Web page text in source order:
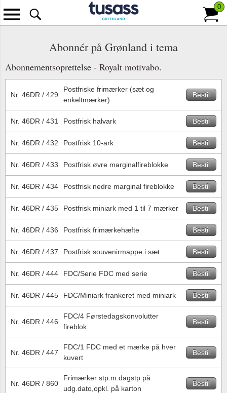
0
Abonnér på Grønland i tema
Abonnementsoprettelse - Royalt motivabo.
Nr. 46DR / 429
Postfriske frimærker (sæt og
enkeltmærker)
Bestil
Nr. 46DR / 431 Postfrisk halvark Bestil
Nr. 46DR / 432 Postfrisk 10-ark Bestil
Nr. 46DR / 433 Postfrisk øvre marginalfireblokke Bestil
Nr. 46DR / 434 Postfrisk nedre marginal fireblokke Bestil
Nr. 46DR / 435 Postfrisk miniark med 1 til 7 mærker Bestil
Nr. 46DR / 436 Postfrisk frimærkehæfte Bestil
Nr. 46DR / 437 Postfrisk souvenirmappe i sæt Bestil
Nr. 46DR / 444 FDC/Serie FDC med serie Bestil
Nr. 46DR / 445 FDC/Miniark frankeret med miniark Bestil
Nr. 46DR / 446
FDC/4 Førstedagskonvolutter
fireblok
Bestil
Nr. 46DR / 447
FDC/1 FDC med et mærke på hver
kuvert
Bestil
Nr. 46DR / 860
Frimærker stp.m.dagstp på
udg.dato,opkl. på karton
Bestil
Tilbage
Enkeltmærker og sæt
Frankeringsmærker
Årsmapper
Miniark
4-blokke
Førstedagskuverter (FDC)
Særkonvolutter
Frimærkehæfter
Juleophæng
Andre samleobjekter
Album
Lommer og indstikskort
Indstiksbøger
Fortryksalbum
Blanko albumblade
Klemlommer
Lupper, lamper & mikroskoper
Pincetter
Ældre frimærke- og møntkatalog
Nye frimærke- og møntkataloger
Bøger
Abonnér på Grønland
Abonnér på Grønland i tema Kunst
Europa
Royalt
Stålstik
Om Tusass Greenland
Tilmeld nyhedsmail
Handelsbetingelser
Fragt
Frimærkeprogram 2026
Postnumre
Portotakster 2026